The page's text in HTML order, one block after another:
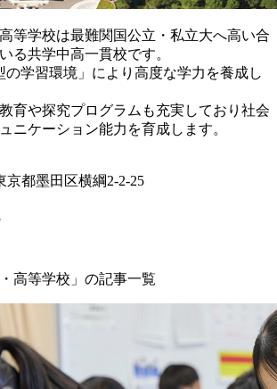
等学校は最難関国公立・私立大へ高い合
る共学中高一貫校です。
の学習環境」により高度な学力を養成し
育や探究プログラムも充実しており社会
ニケーション能力を育成します。
京都墨田区横綱2-2-25
高等学校」の記事一覧